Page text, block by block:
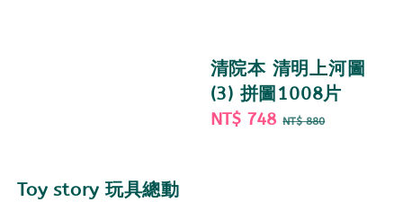
Toy story 玩具總動
清院本 清明上河圖
(3) 拼圖1008片
Sale
NT$ 748 Regular
NT$ 880